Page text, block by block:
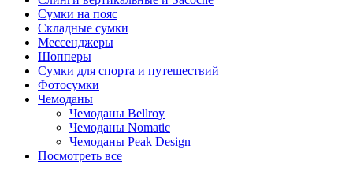
Сумки на пояс
Складные сумки
Мессенджеры
Шопперы
Сумки для спорта и путешествий
Фотосумки
Чемоданы
Чемоданы Bellroy
Чемоданы Nomatic
Чемоданы Peak Design
Посмотреть все